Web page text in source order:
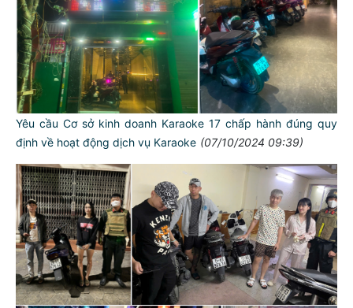
Yêu cầu Cơ sở kinh doanh Karaoke 17 chấp hành đúng quy
định về hoạt động dịch vụ Karaoke (07/10/2024 09:39)